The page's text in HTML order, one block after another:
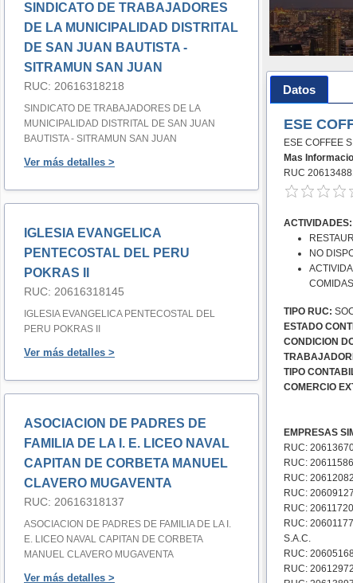
SINDICATO DE TRABAJADORES
DE LA MUNICIPALIDAD DISTRITAL
DE SAN JUAN BAUTISTA -
SITRAMUN SAN JUAN
RUC: 20616318218
SINDICATO DE TRABAJADORES DE LA
MUNICIPALIDAD DISTRITAL DE SAN JUAN
BAUTISTA - SITRAMUN SAN JUAN
Ver más detalles >
IGLESIA EVANGELICA
PENTECOSTAL DEL PERU
POKRAS II
RUC: 20616318145
IGLESIA EVANGELICA PENTECOSTAL DEL
PERU POKRAS II
Ver más detalles >
ASOCIACION DE PADRES DE
FAMILIA DE LA I. E. LICEO NAVAL
CAPITAN DE CORBETA MANUEL
CLAVERO MUGAVENTA
RUC: 20616318137
ASOCIACION DE PADRES DE FAMILIA DE LA I.
E. LICEO NAVAL CAPITAN DE CORBETA
MANUEL CLAVERO MUGAVENTA
Ver más detalles >
Datos
ESE
ESE COFFEE
Mas
RUC
ACTIVIDADES:
NO
COMIDAS
TIPO RUC:
ESTADO
CONDICION
TIPO
COMERCIO
EMPRESAS
RUC:
RUC:
RUC:
RUC:
RUC:
RUC:
S.A.C.
RUC:
RUC: